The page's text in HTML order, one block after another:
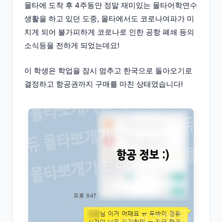
몰타에 도착 후 4주동안 정말 재미있는 몰타어학연수
생활을 하고 있던 도중, 몰타에서도 코로나여파가 미
치게 되어 불가피하게 코로나로 인한 공항 폐쇄 등의
소식등을 전하게 되었는데요!
이 학생은 학업을 잠시 멈추고 한국으로 돌아오기로
결정하고 항공권까지 구매를 마친 상태였습니다!